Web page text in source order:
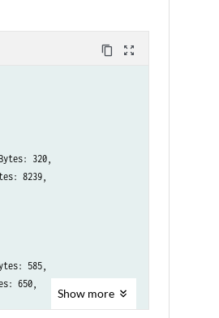
content_copy zoom_out_map
320,
8239,
585,
650,
Show more